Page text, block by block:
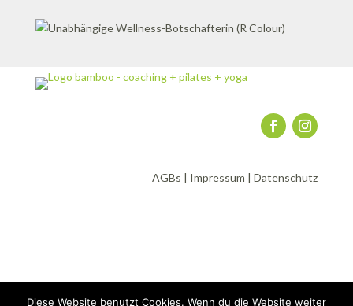
AGBs | Impressum |Datenschutz
Diese Website benutzt Cookies. Wenn du die Website weiter